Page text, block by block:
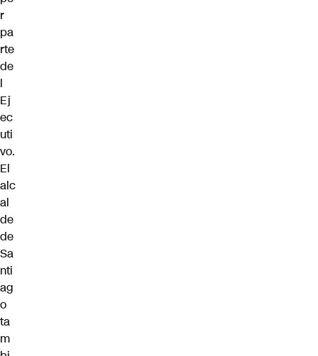
r
pa
rte
de
l
Ej
ec
uti
vo.
El
alc
al
de
de
Sa
nti
ag
o
ta
m